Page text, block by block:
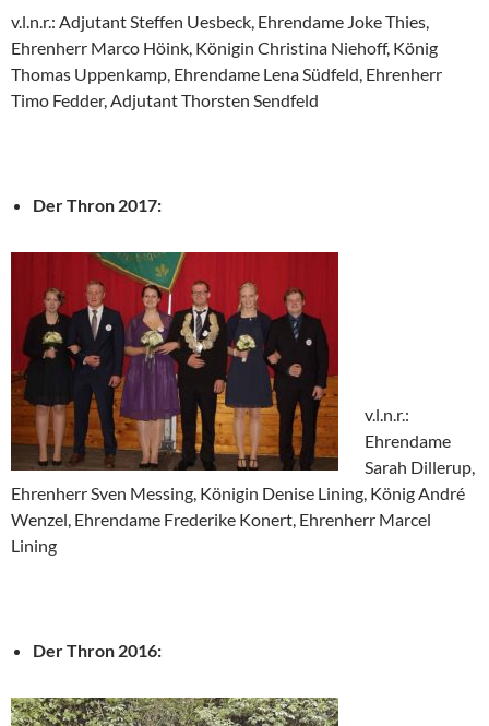
v.l.n.r.: Adjutant Steffen Uesbeck, Ehrendame Joke Thies,
Ehrenherr Marco Höink, Königin Christina Niehoff, König
Thomas Uppenkamp, Ehrendame Lena Südfeld, Ehrenherr
Timo Fedder, Adjutant Thorsten Sendfeld
Der Thron 2017:
v.l.n.r.:
Ehrendame
Sarah Dillerup,
Ehrenherr Sven Messing, Königin Denise Lining, König André
Wenzel, Ehrendame Frederike Konert, Ehrenherr Marcel
Lining
Der Thron 2016: